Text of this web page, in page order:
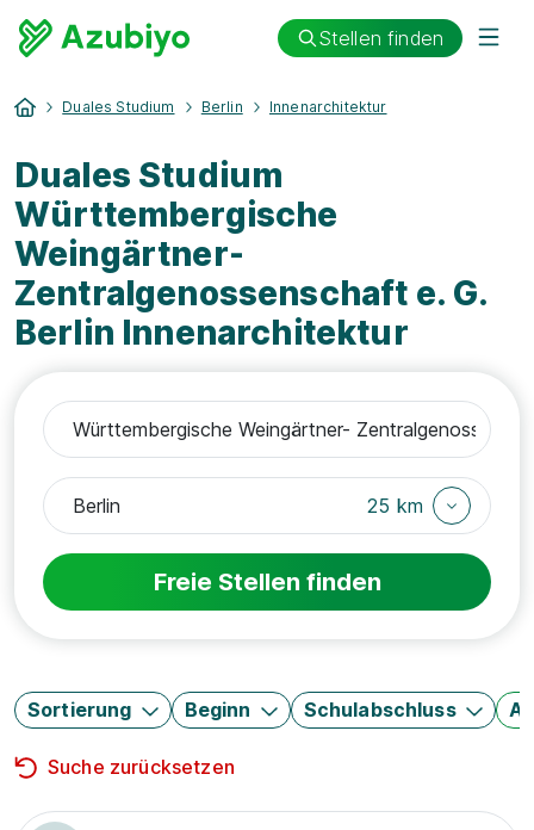
Stellen finden
Duales Studium Berlin Innenarchitektur
Duales Studium
Württembergische
Weingärtner-
Zentralgenossenschaft e. G.
Berlin Innenarchitektur
25 km
Freie Stellen finden
Sortierung Beginn Schulabschluss
Suche zurücksetzen